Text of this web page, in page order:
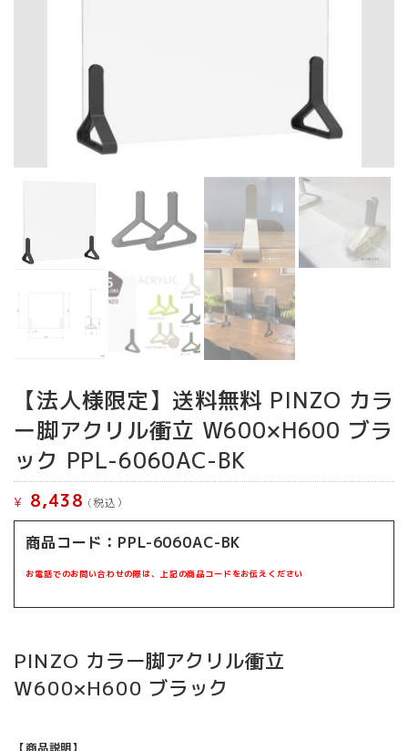
【法人様限定】送料無料 PINZO カラ
ー脚アクリル衝立 W600×H600 ブラ
ック PPL-6060AC-BK
¥ 8,438 (税込）
商品コード：PPL-6060AC-BK
お電話でのお問い合わせの際は、上記の商品コードをお伝えください
PINZO カラー脚アクリル衝立
W600×H600 ブラック
【商品説明】